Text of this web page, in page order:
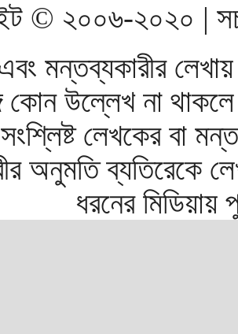
© ২০০৬-২০২০ |
মন্তব্যকারীর
কোন উল্লেখ না
লেখকের বা
অনুমতি ব্যতিরেকে
ধরনের মিডিয়ায়